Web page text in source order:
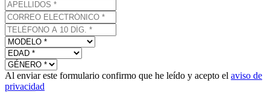
Al enviar este formulario confirmo que he leído y acepto el aviso de
privacidad